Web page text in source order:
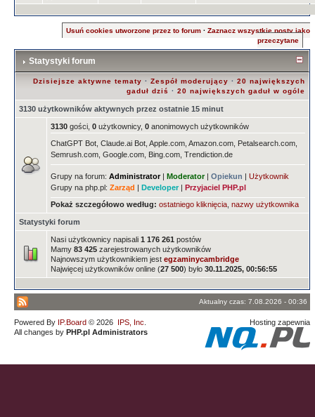
Usuń cookies utworzone przez to forum ·Zaznacz wszystkie posty jako
przeczytane
Statystyki forum
Dzisiejsze aktywne tematy · Zespół moderujący · 20 największych
gaduł dziś · 20 największych gaduł w ogóle
3130 użytkowników aktywnych przez ostatnie 15 minut
3130 gości, 0 użytkownicy, 0 anonimowych użytkowników
ChatGPT Bot, Claude.ai Bot, Apple.com, Amazon.com, Petalsearch.com,
Semrush.com, Google.com, Bing.com, Trendiction.de
Grupy na forum: Administrator| Moderator| Opiekun | Użytkownik
Grupy na php.pl: Zarząd | Developer| Przyjaciel PHP.pl
Pokaż szczegółowo według: ostatniego kliknięcia nazwy użytkownika
Statystyki forum
Nasi użytkownicy napisali 1 176 261 postów
Mamy 83 425 zarejestrowanych użytkowników
Najnowszym użytkownikiem jest egzaminycambridge
Najwięcej użytkowników online (27 500) było 30.11.2025, 00:56:55
Aktualny czas: 7.08.2026 - 00:36
Powered By IP.Board © 2026 IPS, Inc
All changes by PHP.pl Administrators
Hosting zapewnia